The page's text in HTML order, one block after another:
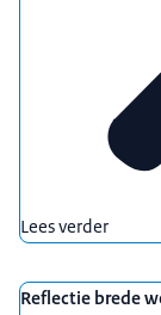
Lees verder
Reflectie brede